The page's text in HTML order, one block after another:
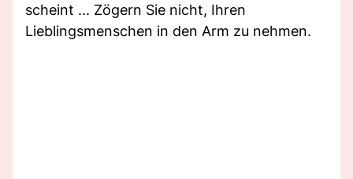
scheint ... Zögern Sie nicht, Ihren
Lieblingsmenschen in den Arm zu nehmen.